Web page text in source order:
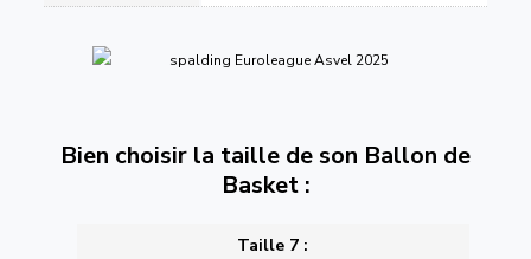
Bien choisir la taille de son Ballon de
Basket :
Taille 7 :